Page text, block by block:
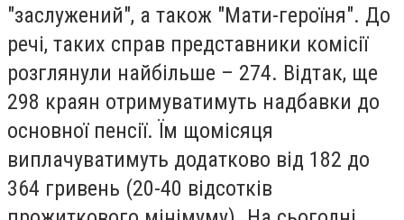
"заслужений", а також "Мати-героїня". До
речі, таких справ представники комісії
розглянули найбільше – 274. Відтак, ще
298 краян отримуватимуть надбавки до
основної пенсії. Їм щомісяця
виплачуватимуть додатково від 182 до
364 гривень (20-40 відсотків